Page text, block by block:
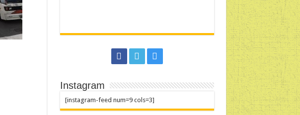
Instagram
[instagram-feed num=9 cols=3]